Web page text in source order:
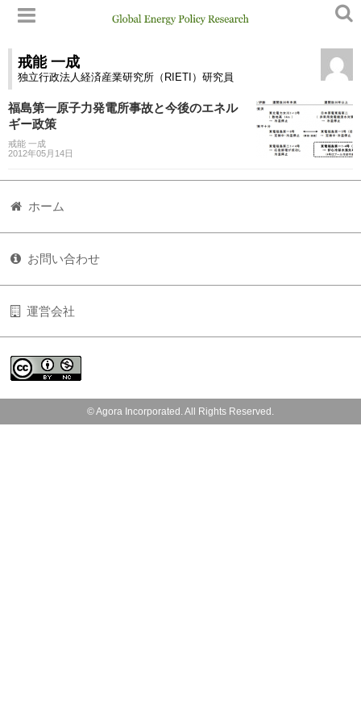
戒能 一成
独立行政法人経済産業研究所（RIETI）研究員
福島第一原子力発電所事故と今後のエネル
ギー政策
戒能 一成
2012年05月14日
ホーム
お問い合わせ
運営会社
© Agora Incorporated. All Rights Reserved.